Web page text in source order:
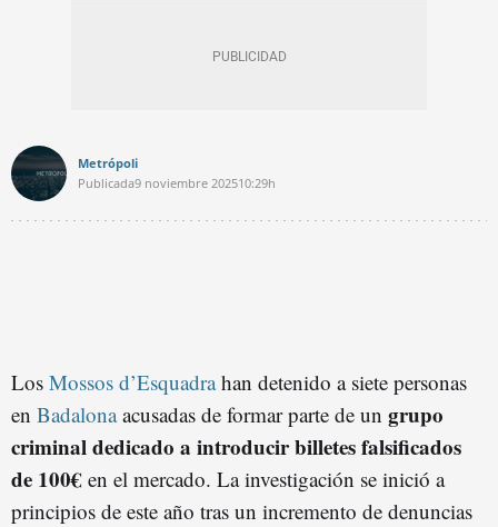
Metrópoli
Publicada9 noviembre 202510:29h
Los Mossos d’Esquadrahan detenido a siete personas
en Badalonaacusadas de formar parte de un grupo
criminal dedicado a introducir billetes falsificados
de 100€ en el mercado. La investigación se inició a
principios de este año tras un incremento de denuncias